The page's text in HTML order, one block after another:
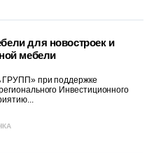
для новостроек и
мебели
ГРУПП» при поддержке
Инвестиционного